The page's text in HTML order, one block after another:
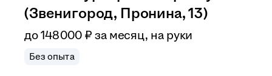
(Звенигород, Пронина, 13)
до148 000 ₽ за месяц, на руки
Без опыта